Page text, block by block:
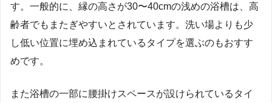
す。一般的に、縁の高さが30〜40cmの浅めの浴槽は、高
齢者でもまたぎやすいとされています。洗い場よりも少
し低い位置に埋め込まれているタイプを選ぶのもおすす
めです。
また浴槽の一部に腰掛けスペースが設けられているタイ